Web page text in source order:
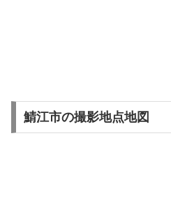
鯖江市の撮影地点地図